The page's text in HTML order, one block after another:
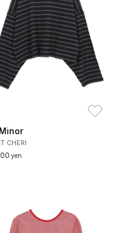
CHERI
yen